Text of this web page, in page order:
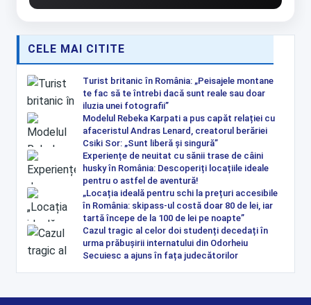
CELE MAI CITITE
Turist britanic în România: „Peisajele montane
te fac să te întrebi dacă sunt reale sau doar
iluzia unei fotografii”
Modelul Rebeka Karpati a pus capăt relației cu
afaceristul Andras Lenard, creatorul berăriei
Csiki Sor: „Sunt liberă și singură”
Experiențe de neuitat cu sănii trase de câini
husky în România: Descoperiți locațiile ideale
pentru o astfel de aventură!
„Locația ideală pentru schi la prețuri accesibile
în România: skipass-ul costă doar 80 de lei, iar
tartă începe de la 100 de lei pe noapte”
Cazul tragic al celor doi studenți decedați în
urma prăbușirii internatului din Odorheiu
Secuiesc a ajuns în fața judecătorilor